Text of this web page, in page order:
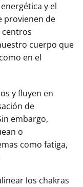
y el
provienen de
cuerpo que
en el
y fluyen en
de
embargo,
o
como fatiga,
los chakras